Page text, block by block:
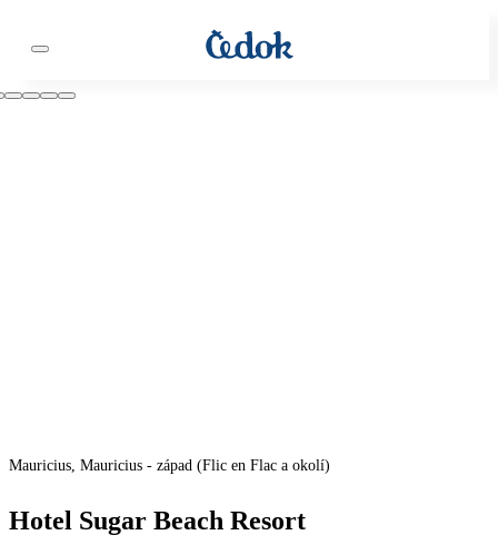
Mauricius, Mauricius - západ (Flic en Flac a okolí)
Hotel Sugar Beach Resort